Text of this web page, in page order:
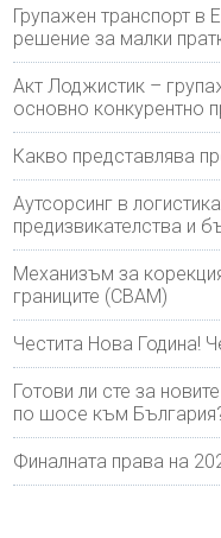
Групажен транспорт в
решение за малки
Акт Лоджистик –
основно конкурентно
Какво представлява
Аутсорсинг в
предизвикателства и
Механизъм за
границите (CBAM)
Честита Нова Година!
Готови ли сте за
по шосе към
Финалната права на